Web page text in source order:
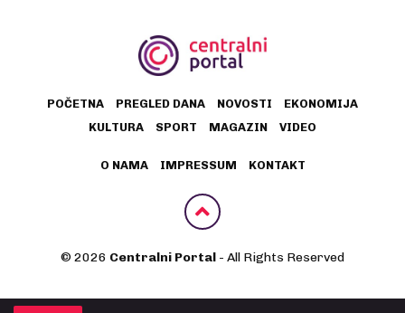
POČETNA PREGLED DANA NOVOSTI
EKONOMIJA
KULTURA
SPORT MAGAZIN VIDEO
O NAMA IMPRESSUM KONTAKT
© 2026 Centralni Portal - All Rights Reserved